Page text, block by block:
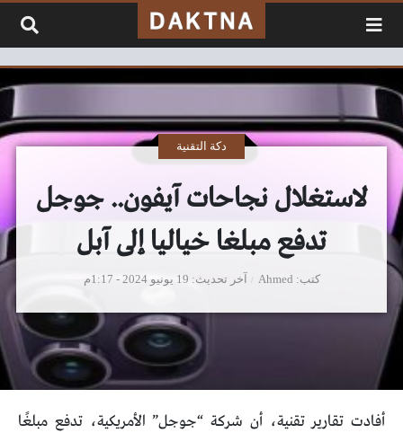
لاستغلال نجاحات آيفون.. جوجل
تدفع مبلغا خياليا إلى آبل
كتب Ahmed
دكة التقنية
آخر تحديث 19 يونيو 2024 - 1:17م
أفادت تقارير تقنية، أن شركة “جوجل” الأمريكية، تدفع مبلغًا